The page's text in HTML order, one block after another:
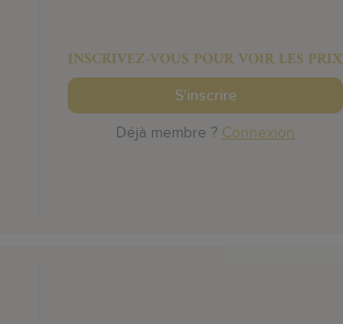
INSCRIVEZ-VOUS POUR VOIR LES PRIX
S'inscrire
Déjà membre ? Connexion